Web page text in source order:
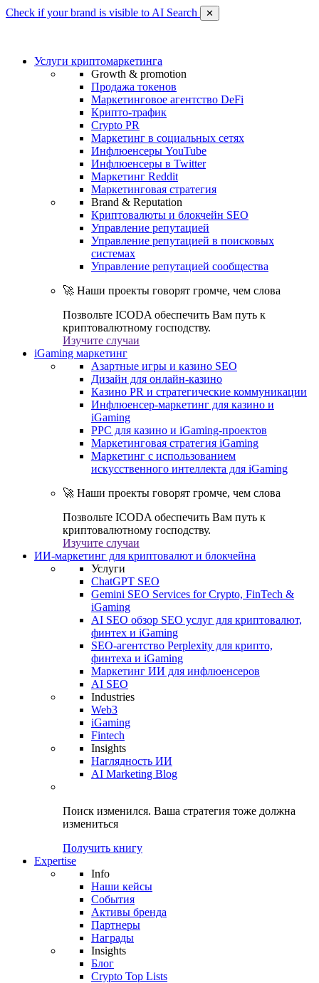
Check if your brand is visible to AI Search ✕
Услуги криптомаркетинга
Growth & promotion
Продажа токенов
Маркетинговое агентство DeFi
Крипто-трафик
Crypto PR
Маркетинг в социальных сетях
Инфлюенсеры YouTube
Инфлюенсеры в Twitter
Маркетинг Reddit
Маркетинговая стратегия
Brand & Reputation
Криптовалюты и блокчейн SEO
Управление репутацией
Управление репутацией в поисковых
системах
Управление репутацией сообщества
🚀 Наши проекты говорят громче, чем слова
Позвольте ICODA обеспечить Вам путь к
криптовалютному господству.
Изучите случаи
iGaming маркетинг
Азартные игры и казино SEO
Дизайн для онлайн-казино
Казино PR и стратегические коммуникации
Инфлюенсер-маркетинг для казино и
iGaming
PPC для казино и iGaming-проектов
Маркетинговая стратегия iGaming
Маркетинг с использованием
искусственного интеллекта для iGaming
🚀 Наши проекты говорят громче, чем слова
Позвольте ICODA обеспечить Вам путь к
криптовалютному господству.
Изучите случаи
ИИ-маркетинг для криптовалют и блокчейна
Услуги
ChatGPT SEO
Gemini SEO Services for Crypto, FinTech &
iGaming
AI SEO обзор SEO услуг для криптовалют,
финтех и iGaming
SEO-агентство Perplexity для крипто,
финтеха и iGaming
Маркетинг ИИ для инфлюенсеров
AI SEO
Industries
Web3
iGaming
Fintech
Insights
Наглядность ИИ
AI Marketing Blog
Поиск изменился. Ваша стратегия тоже должна
измениться
Получить книгу
Expertise
Info
Наши кейсы
События
Активы бренда
Партнеры
Награды
Insights
Блог
Crypto Top Lists